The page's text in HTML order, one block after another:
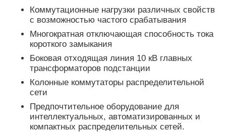
Главная страница
Коммутационные нагрузки различных свойств
с возможностью частого срабатывания
Многократная отключающая способность тока
короткого замыкания
Боковая отходящая линия 10 кВ главных
трансформаторов подстанции
Колонные коммутаторы распределительной
сети
Предпочтительное оборудование для
интеллектуальных, автоматизированных и
компактных распределительных сетей.